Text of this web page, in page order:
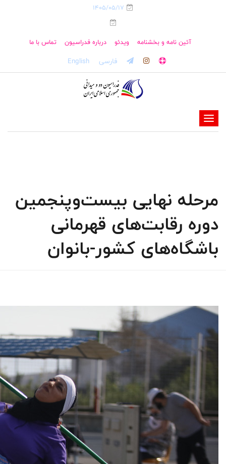
1405/05/17
آئین نامه و بخشنامه ویدئو درباره فدراسیون تماس با ما
فارسی English
-
-
مرحله نهایی بیست‌وپنجمین
دوره رقابت‌های قهرمانی
باشگاه‌های کشور-بانوان